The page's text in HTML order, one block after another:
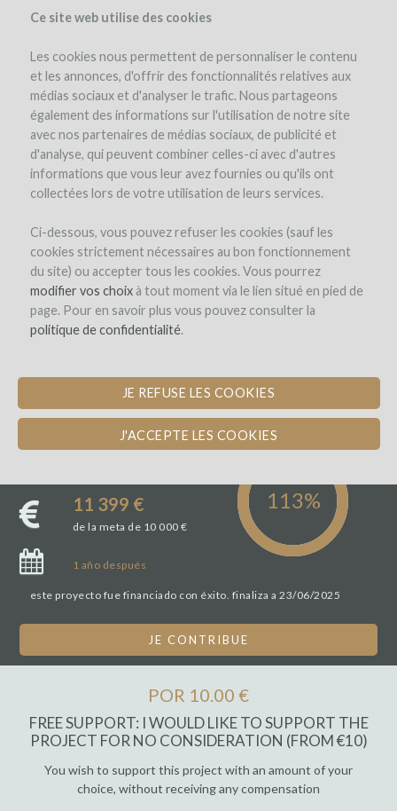
Ce site web utilise des cookies
Les cookies nous permettent de personnaliser le contenu
et les annonces, d'offrir des fonctionnalités relatives aux
médias sociaux et d'analyser le trafic. Nous partageons
également des informations sur l'utilisation de notre site
avec nos partenaires de médias sociaux, de publicité et
d'analyse, qui peuvent combiner celles-ci avec d'autres
informations que vous leur avez fournies ou qu'ils ont
collectées lors de votre utilisation de leurs services.
Ci-dessous, vous pouvez refuser les cookies (sauf les
cookies strictement nécessaires au bon fonctionnement
du site) ou accepter tous les cookies. Vous pourrez
modifier vos choixà tout moment via le lien situé en pied de
page. Pour en savoir plus vous pouvez consulter la
politique de confidentialité.
JE REFUSE LES COOKIES
J'ACCEPTE LES COOKIES
el proyecto
LIBERA PRIMA
CONSERVACIÓN DE UNA PARCELA
DE VIÑAS VIEJAS DE CARIGNAN.
nuevo comentario
19
11 399 €
de la meta de 10 000 €
1 año después
este proyecto fue financiado con éxito. finaliza a 23/06/2025
JE CONTRIBUE
POR 10.00 €
FREE SUPPORT: I WOULD LIKE TO SUPPORT THE
PROJECT FOR NO CONSIDERATION (FROM €10)
You wish to support this project with an amount of your
choice, without receiving any compensation